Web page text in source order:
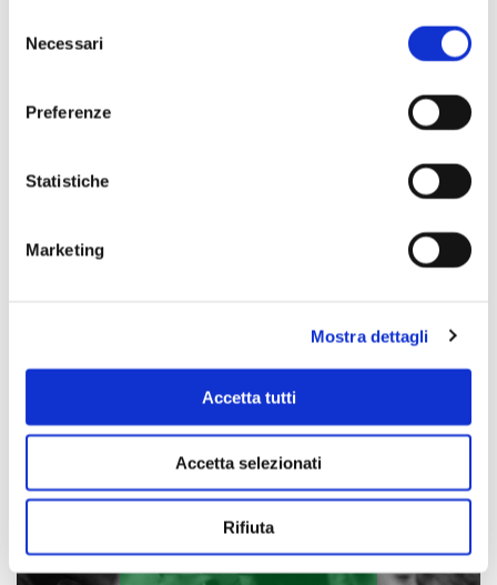
delNecessari
Preferenze
Statistiche
Marketing
Mostra dettagli
Accetta tutti
Accetta selezionati
Rifiuta